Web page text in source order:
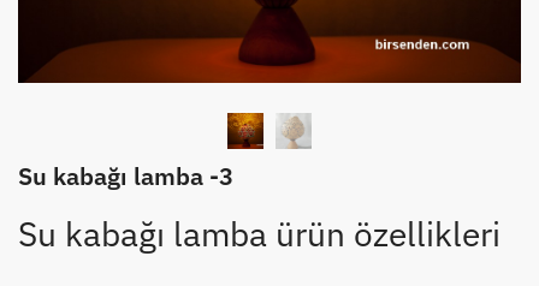
Su kabağı lamba -3
Su kabağı lamba ürün özellikleri